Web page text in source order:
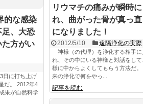
リウマチの痛みが瞬時に
れ、曲がった骨が真っ直
になりました！
2012/5/10 遠隔浄化の実際
神様（の代理）を浄化する相手に
れ、その中にいる神様と対話をして
様に中からよくしてもらう方法だ
来の浄化で何をやっ...
記事を読む
的な感染
足、大恐
た方がい
日に打ち上げ
だ。 2012年4
果が自然科学